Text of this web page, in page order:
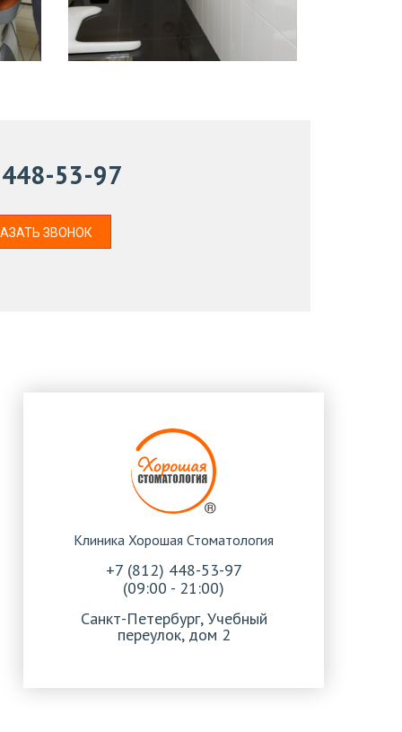
53-97
ЗВОНОК
Клиника Хорошая Стоматология
+7 (812) 448-53-97
(09:00 - 21:00)
Санкт-Петербург, Учебный
переулок, дом 2